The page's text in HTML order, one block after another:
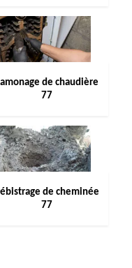
de chaudière
77
de cheminée
77